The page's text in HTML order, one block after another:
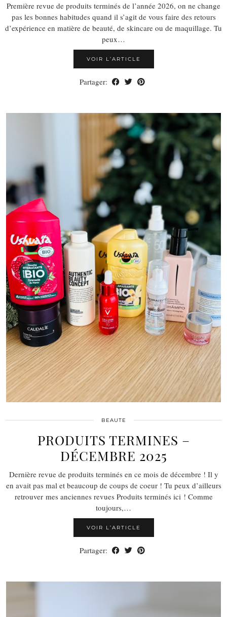
Première revue de produits terminés de l’année 2026, on ne change
pas les bonnes habitudes quand il s’agit de vous faire des retours
d’expérience en matière de beauté, de skincare ou de maquillage. Tu
peux…
VOIR L’ARTICLE
Partager:
BEAUTE
PRODUITS TERMINES –
DÉCEMBRE 2025
Dernière revue de produits terminés en ce mois de décembre ! Il y
en avait pas mal et beaucoup de coups de coeur ! Tu peux d’ailleurs
retrouver mes anciennes revues Produits terminés ici ! Comme
toujours,…
VOIR L’ARTICLE
Partager: